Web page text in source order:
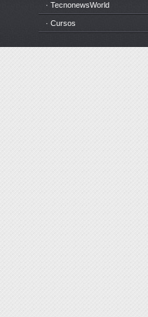
· TecnonewsWorld
· Cursos